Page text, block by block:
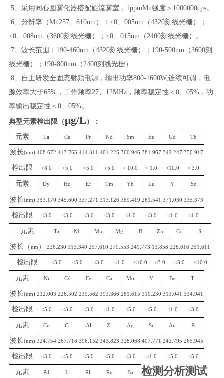
5、采用同心圆雾化器搭配旋流雾室，1ppmMn强度＞1000000cps。
6、分辨率（Mn257、610nm）：≤0、005nm（4320刻线光栅）；
≤0、008nm（3600刻线光栅）；≤0、015nm（2400刻线光栅）。
7、波长范围：190-460nm（4320刻线光栅）；190-500nm（3600刻
线光栅）；190-800nm（2400刻线光栅）
8、自主研发全固态射频电源，输出功率800-1600W,连续可调，电
源效率大于65%，工作频率27、12MHz，频率稳定性＜0、05%，功
率输出稳定性＜0、05%。
典型元素检出限（μg/L ）：
元素
La Ce Pr Nd Sm Eu Gd Tb
波长(nm) 408.672 413.765 414.311 401.225 360.946 381.967 342.247 350.917
检出限 <3.0 <5.0 <5.0 <5.0 < 10.0 < 1.0 <10.0 < 3.0
元素 Dy Ho Er Tm Yb Lu Y Sc
波长(nm) 353.170 345.600 337.271 313.126 369.419 261.541 371.030 335.373
检出限 <3.0 <3.0 <3.0 <3.0 <1.0 <3.0 <1.0 <1.0
元素 Ta Nb Mn Mg B Zn Co Si
波长（nm ） 226.230 313.340 257.610 279.553 249.773 13.856 228.616 251.611
检出限 <5.0 <5.0 <3.0 <1.0 <10.0 <3.0 <3.0 <10.0
元素 Ni Cd Fe Ca Mo V Be Ti
波长(nm) 232.003 226.502 239.562 393.366 281.615 310.230 313.041 334.941
检出限 <5.0 <3.0 <3.0 <1.0 <5.0 <5.0 <1.0 <3.0
元素 Cu Cr Al Zr Ag Sr Au Pt
波长(nm) 324.754 267.716 396.152 343.823 328.068 407.771 242.795 265.945
检出限 <3.0 <5.0 <5.0 <5.0 <3.0 <1.0 <5.0 <5.0
元素 Pd Ir Rh Ru Ba
检测分析测试